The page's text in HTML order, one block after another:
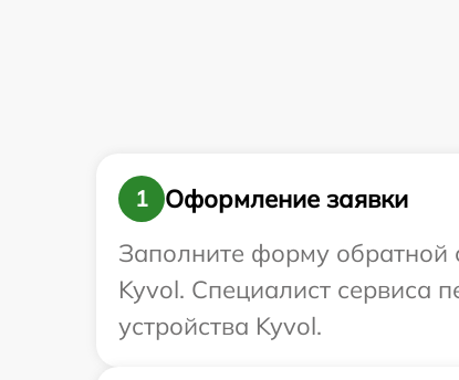
1
Оформление заявки
Заполните форму обратной
Kyvol. Специалист сервиса
устройства Kyvol.